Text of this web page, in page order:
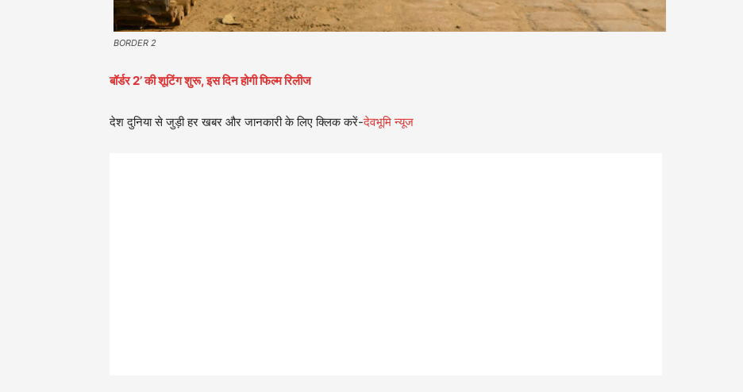
BORDER 2
बॉर्डर 2’ की शूटिंग शुरू, इस दिन होगी फिल्म रिलीज
देश दुनिया से जुड़ी हर खबर और जानकारी के लिए क्लिक करें-देवभूमि न्यूज